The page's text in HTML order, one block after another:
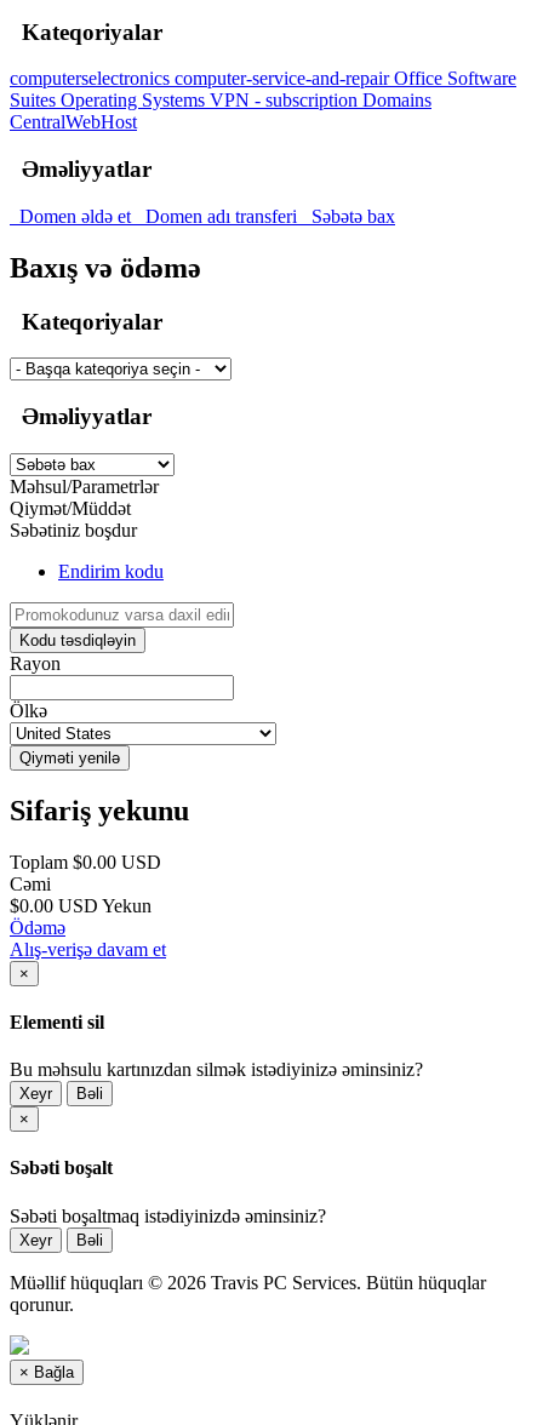
Kateqoriyalar
computerselectronics computer-service-and-repairOffice Software
Suites Operating Systems VPN - subscription Domains
CentralWebHost
Əməliyyatlar
Domen əldə et Domen adı transferi Səbətə bax
Baxış və ödəmə
Kateqoriyalar
Əməliyyatlar
Məhsul/Parametrlər
Qiymət/Müddət
Səbətiniz boşdur
Endirim kodu
Kodu təsdiqləyin
Rayon
Ölkə
Qiyməti yenilə
Sifariş yekunu
Toplam $0.00 USD
Cəmi
$0.00 USD Yekun
Ödəmə
Alış-verişə davam et
×
Elementi sil
Bu məhsulu kartınızdan silmək istədiyinizə əminsiniz?
Xeyr
Bəli
×
Səbəti boşalt
Səbəti boşaltmaq istədiyinizdə əminsiniz?
Xeyr Bəli
Müəllif hüquqları © 2026 Travis PC Services. Bütün hüquqlar
qorunur.
× Bağla
Yüklənir...